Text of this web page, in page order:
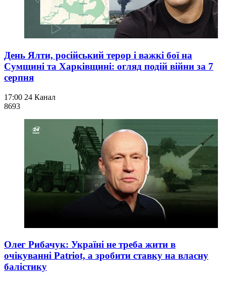
День Ялти, російський терор і важкі бої на
Сумщині та Харківщині: огляд подій війни за 7
серпня
17:00 24 Канал
8693
Олег Рибачук: Україні не треба жити в
очікуванні Patriot, а зробити ставку на власну
балістику